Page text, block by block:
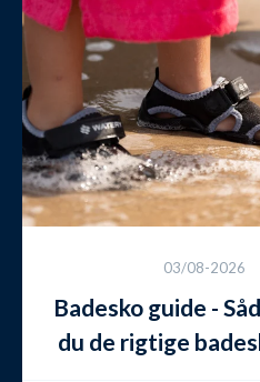
03/08-2026
Badesko guide -
du de rigtige